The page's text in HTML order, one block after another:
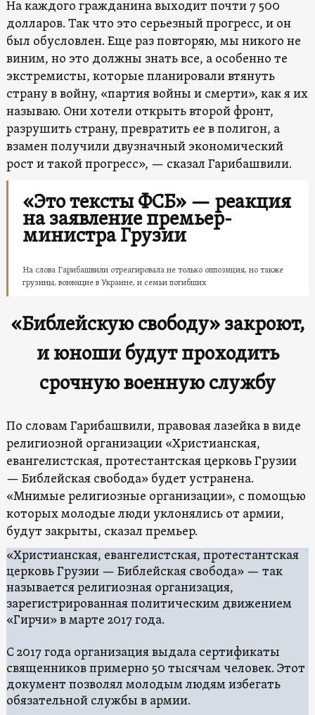
На каждого гражданина выходит почти 7 500
долларов. Так что это серьезный прогресс, и он
был обусловлен. Еще раз повторяю, мы никого не
виним, но это должны знать все, а особенно те
экстремисты, которые планировали втянуть
страну в войну, «партия войны и смерти», как я их
называю. Они хотели открыть второй фронт,
разрушить страну, превратить ее в полигон, а
взамен получили двузначный экономический
рост и такой прогресс», — сказал Гарибашвили.
«Это тексты ФСБ» — реакция
на заявление премьер-
министра Грузии
На слова Гарибашвили отреагировала не только оппозиция, но также
грузины, воюющие в Украине, и семьи погибших
«Библейскую свободу» закроют,
и юноши будут проходить
срочную военную службу
По словам Гарибашвили, правовая лазейка в виде
религиозной организации «Христианская,
евангелистская, протестантская церковь Грузии
— Библейская свобода» будет устранена.
«Мнимые религиозные организации», с помощью
которых молодые люди уклонялись от армии,
будут закрыты, сказал премьер.
«Христианская, евангелистская, протестантская
церковь Грузии — Библейская свобода» — так
называется религиозная организация,
зарегистрированная политическим движением
«Гирчи» в марте 2017 года.
С 2017 года организация выдала сертификаты
священников примерно 50 тысячам человек. Этот
документ позволял молодым людям избегать
обязательной службы в армии.